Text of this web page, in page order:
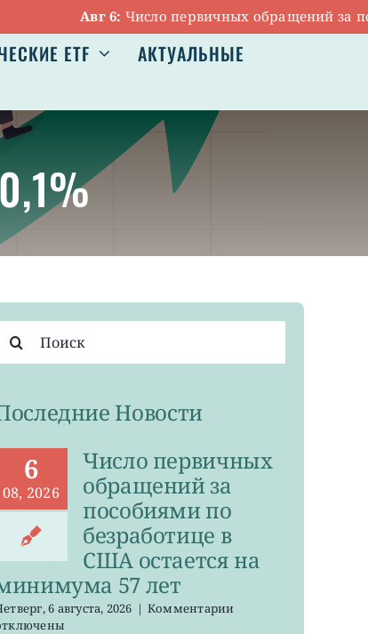
Авг 6:Число первичных обращений за
ETF
АКТУАЛЬНЫЕ
поиска:
Новости
6
08, 2026
Число первичных
обращений за
пособиями по
безработице в
США остается на
57 лет
6 августа, 2026 | Комментариик